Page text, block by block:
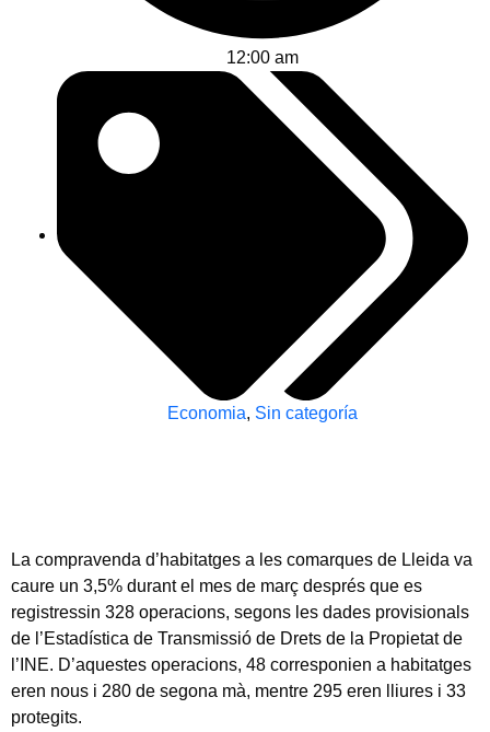
12:00 am
Economia, Sin categoría
La compravenda d’habitatges a les comarques de Lleida va
caure un 3,5% durant el mes de març després que es
registressin 328 operacions, segons les dades provisionals
de l’Estadística de Transmissió de Drets de la Propietat de
l’INE. D’aquestes operacions, 48 corresponien a habitatges
eren nous i 280 de segona mà, mentre 295 eren lliures i 33
protegits.